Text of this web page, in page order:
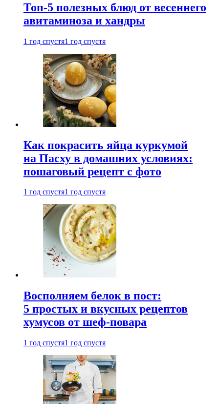
Топ-5 полезных блюд от весеннего
авитаминоза и хандры
1 год спустя1 год спустя
Как покрасить яйца куркумой
на Пасху в домашних условиях:
пошаговый рецепт с фото
1 год спустя1 год спустя
Восполняем белок в пост:
5 простых и вкусных рецептов
хумусов от шеф-повара
1 год спустя1 год спустя